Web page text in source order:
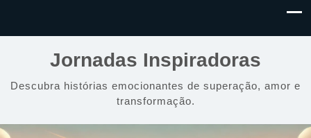
Jornadas Inspiradoras
Descubra histórias emocionantes de superação, amor e
transformação.